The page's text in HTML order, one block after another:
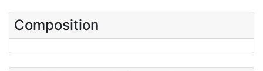
Composition